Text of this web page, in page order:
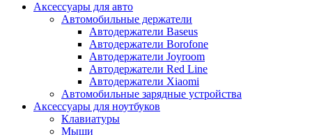
Аксессуары для авто
Автомобильные держатели
Автодержатели Baseus
Автодержатели Borofone
Автодержатели Joyroom
Автодержатели Red Line
Автодержатели Xiaomi
Автомобильные зарядные устройства
Аксессуары для ноутбуков
Клавиатуры
Мыши